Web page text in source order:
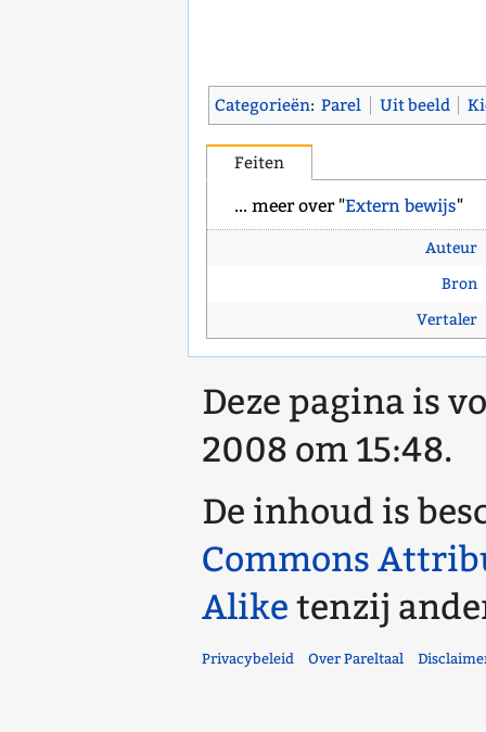
Categorieën: Parel Uit beeld
Feiten
... meer over "Extern bewijs"
Auteur
Bron
Vertaler
Deze pagina is
2008 om 15:48.
De inhoud is
Commons
Alike tenzij
Privacybeleid Over Pareltaal